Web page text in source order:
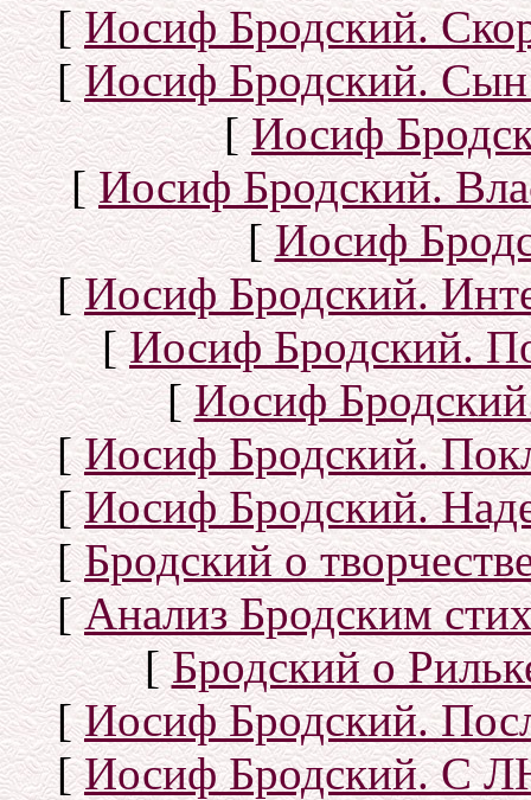
[Иосиф Бродский.
[Иосиф Бродский.
[Иосиф
[Иосиф Бродский.
[Иосиф
[Иосиф Бродский.
[Иосиф Бродский.
[Иосиф
[Иосиф Бродский.
[Иосиф Бродский.
[Бродский о
[Анализ Бродским
[Бродский о
[Иосиф Бродский.
[Иосиф Бродский. С